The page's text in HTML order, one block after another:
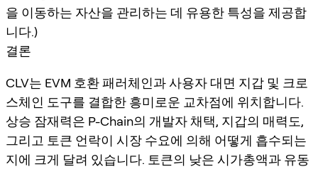
을 이동하는 자산을 관리하는 데 유용한 특성을 제공합
니다.)
결론
CLV는 EVM 호환 패러체인과 사용자 대면 지갑 및 크로
스체인 도구를 결합한 흥미로운 교차점에 위치합니다.
상승 잠재력은 P-Chain의 개발자 채택, 지갑의 매력도,
그리고 토큰 언락이 시장 수요에 의해 어떻게 흡수되는
지에 크게 달려 있습니다. 토큰의 낮은 시가총액과 유동